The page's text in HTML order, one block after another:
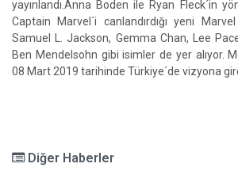
yayınlandı.Anna Boden ile Ryan Fleck´in
Captain Marvel´i canlandırdığı yeni
Samuel L. Jackson, Gemma Chan, Lee
Ben Mendelsohn gibi isimler de yer alıyor.
08 Mart 2019 tarihinde Türkiye´de vizyona
Diğer Haberler